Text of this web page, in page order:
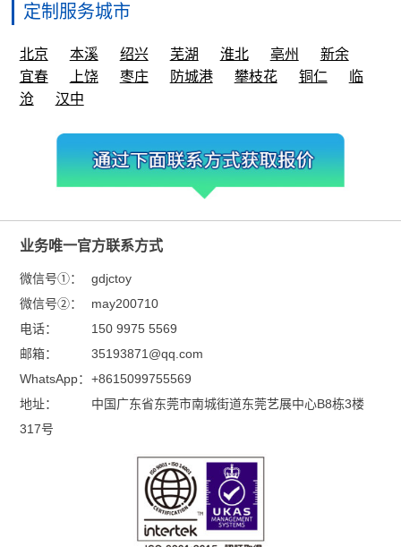
定制服务城市
北京 本溪 绍兴 芜湖 淮北 亳州
新余
宜春
上饶 枣庄 防城港 攀枝花 铜仁
临
沧
汉中
业务唯一官方联系方式
微信号①：
gdjctoy
微信号②：
may200710
电话：
150 9975 5569
邮箱：
35193871@qq.com
WhatsApp： +8615099755569
地址：
中国广东省东莞市南城街道东莞艺展中心B8栋3楼
317号